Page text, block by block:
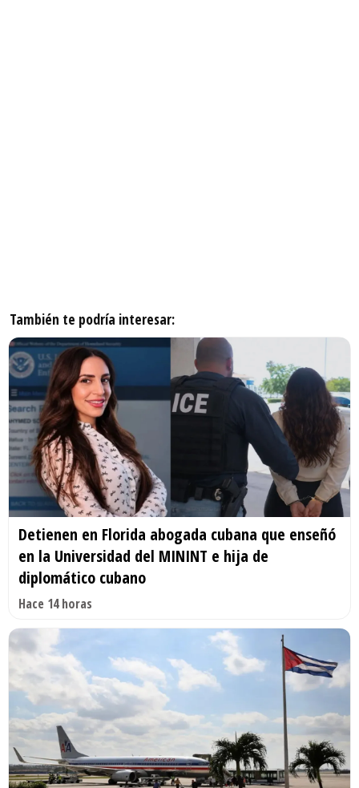
También te podría interesar:
Detienen en Florida abogada cubana que enseñó
en la Universidad del MININT e hija de
diplomático cubano
Hace 14 horas